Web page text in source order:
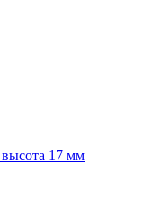
17 мм